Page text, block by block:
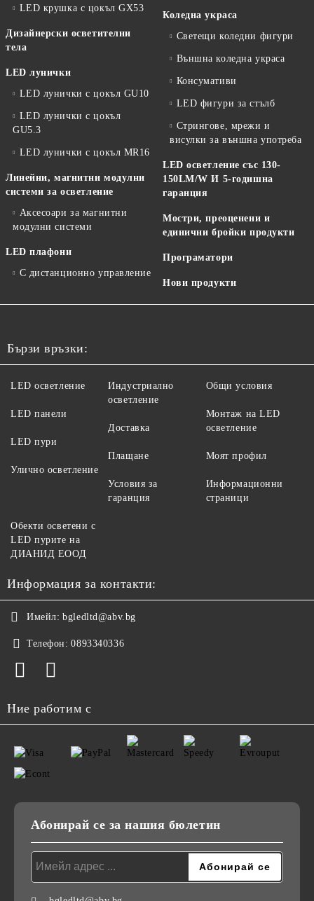
LED крушка с цокъл GX53
Дизайнерски осветителни
тела
LED лунички
LED лунички с цокъл GU10
LED лунички с цокъл
GU5.3
LED лунички с цокъл MR16
Линейни, магнитни модулни
системи за осветление
Аксесоари за магнитни
модулни системи
LED плафони
С дистанционно управление
Коледна украса
Светещи коледни фигури
Външна коледна украса
Консумативи
LED фигури за стълб
Стрингове, мрежи и
висулки за външна употреба
LED осветление със 130-
150LM/W И 5-годишна
гаранция
Мостри, преоценени и
единични бройки продукти
Програматори
Нови продукти
Бързи връзки:
LED осветление
LED панели
LED пури
Улично осветление
Индустриално
осветление
Доставка
Плащане
Условия за
гаранция
Общи условия
Монтаж на LED
осветление
Моят профил
Информационни
страници
Обекти осветени с
LED пурите на
ДИАНИД ЕООД
Информация за контакти:
Имейл: bgledltd@abv.bg
Телефон: 0893340336
Ние работим с
Абонирай се за нашия бюлетин